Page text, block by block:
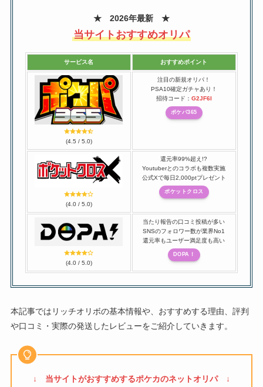
★ 2026年最新 ★
当サイトおすすめオリパ
サービス名 おすすめポイント
(4.5 / 5.0)
注目の新規オリパ！
PSA10確定ガチャあり！
招待コード： G2JF6I
ポケパ365
(4.0 / 5.0)
還元率99%超え!?
Youtuberとのコラボも複数実施
公式Xで毎日2,000ptプレゼント
ポケットクロス
(4.0 / 5.0)
当たり報告の口コミ投稿が多い
SNSのフォロワー数が業界No1
還元率もユーザー満足度も高い
DOPA！
本記事ではリッチオリボの基本情報や、おすすめする理由、評判
や口コミ・実際の発送したレビューをご紹介していきます。
↓ 当サイトがおすすめするポケカのネットオリパ ↓